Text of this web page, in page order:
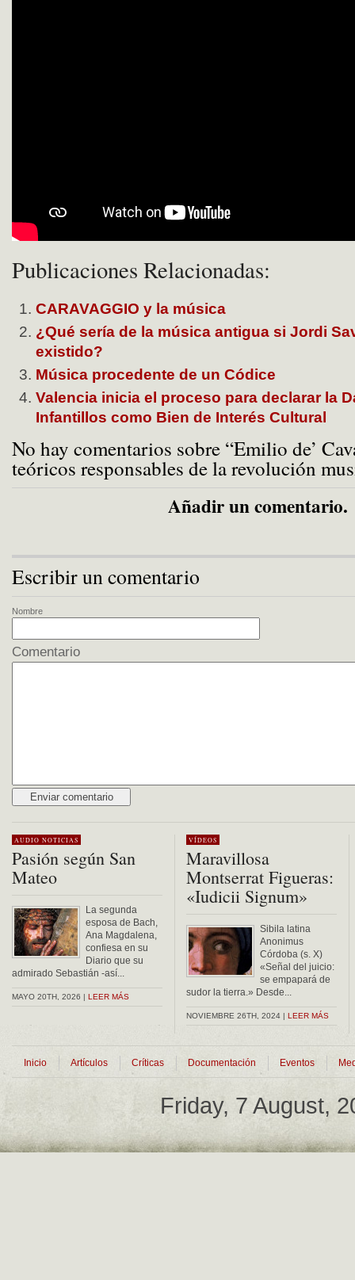
Publicaciones Relacionadas:
CARAVAGGIO y la música
¿Qué sería de la música antigua si Jordi
existido?
Música procedente de un Códice
Valencia inicia el proceso para declarar la
Infantillos como Bien de Interés Cultural
No hay comentarios sobre “Emilio de’
teóricos responsables de la revolución
Añadir un comentario.
Escribir un comentario
Nombre
Comentario
AUDIO NOTICIAS
Pasión según San
Mateo
La segunda
esposa de Bach,
Ana Magdalena,
confiesa en su
Diario que su
admirado Sebastián -así...
MAYO 20TH, 2026 | LEER MÁS
VÍDEOS
Maravillosa
Montserrat Figueras:
«Iudicii Signum»
Sibila latina
Anonimus
Córdoba (s. X)
«Señal del juicio:
se empapará de
sudor la tierra.» Desde...
NOVIEMBRE 26TH, 2024 | LEER MÁS
Inicio Artículos Críticas Documentación Eventos
Friday, 7 August,